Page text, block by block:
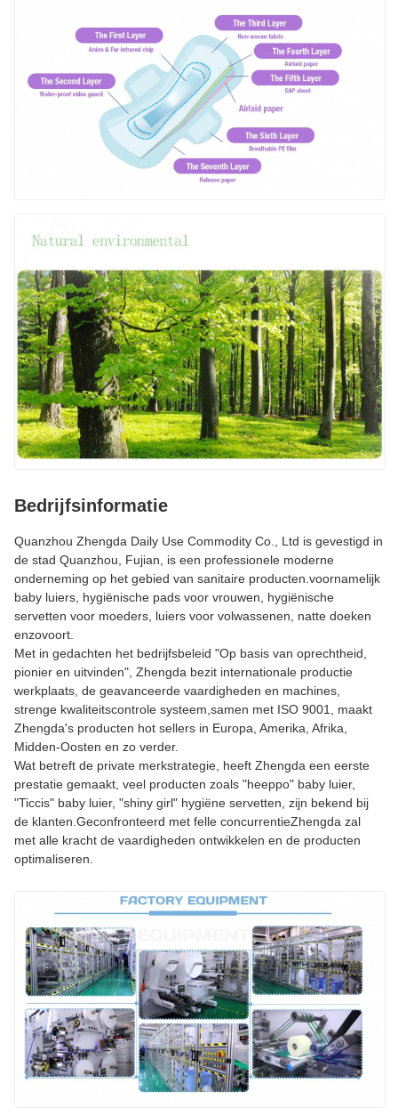
Bedrijfsinformatie
Quanzhou Zhengda Daily Use Commodity Co., Ltd is gevestigd in
de stad Quanzhou, Fujian, is een professionele moderne
onderneming op het gebied van sanitaire producten.voornamelijk
baby luiers, hygiënische pads voor vrouwen, hygiënische
servetten voor moeders, luiers voor volwassenen, natte doeken
enzovoort.
Met in gedachten het bedrijfsbeleid "Op basis van oprechtheid,
pionier en uitvinden", Zhengda bezit internationale productie
werkplaats, de geavanceerde vaardigheden en machines,
strenge kwaliteitscontrole systeem,samen met ISO 9001, maakt
Zhengda's producten hot sellers in Europa, Amerika, Afrika,
Midden-Oosten en zo verder.
Wat betreft de private merkstrategie, heeft Zhengda een eerste
prestatie gemaakt, veel producten zoals "heeppo" baby luier,
"Ticcis" baby luier, "shiny girl" hygiëne servetten, zijn bekend bij
de klanten.Geconfronteerd met felle concurrentieZhengda zal
met alle kracht de vaardigheden ontwikkelen en de producten
optimaliseren.